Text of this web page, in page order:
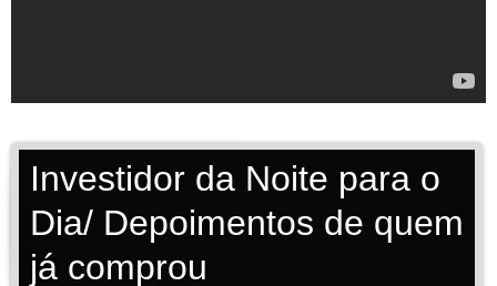
Investidor da Noite para o
Dia/ Depoimentos de quem
já comprou